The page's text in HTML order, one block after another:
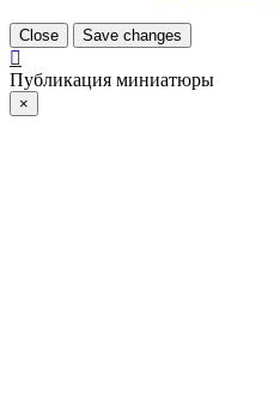
Close Save changes
Публикация миниатюры
×